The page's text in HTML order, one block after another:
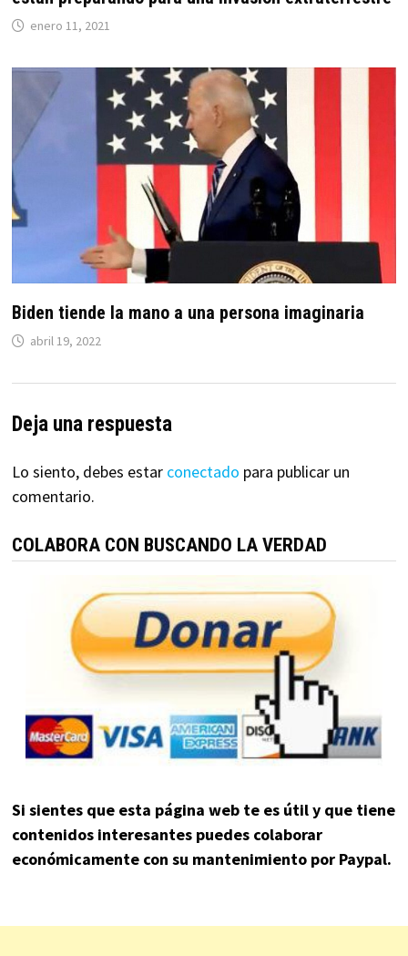
enero 11, 2021
Biden tiende la mano a una persona imaginaria
abril 19, 2022
Deja una respuesta
Lo siento, debes estar conectado para publicar un
comentario.
COLABORA CON BUSCANDO LA VERDAD
Si sientes que esta página web te es útil y que tiene
contenidos interesantes puedes colaborar
económicamente con su mantenimiento por Paypal.